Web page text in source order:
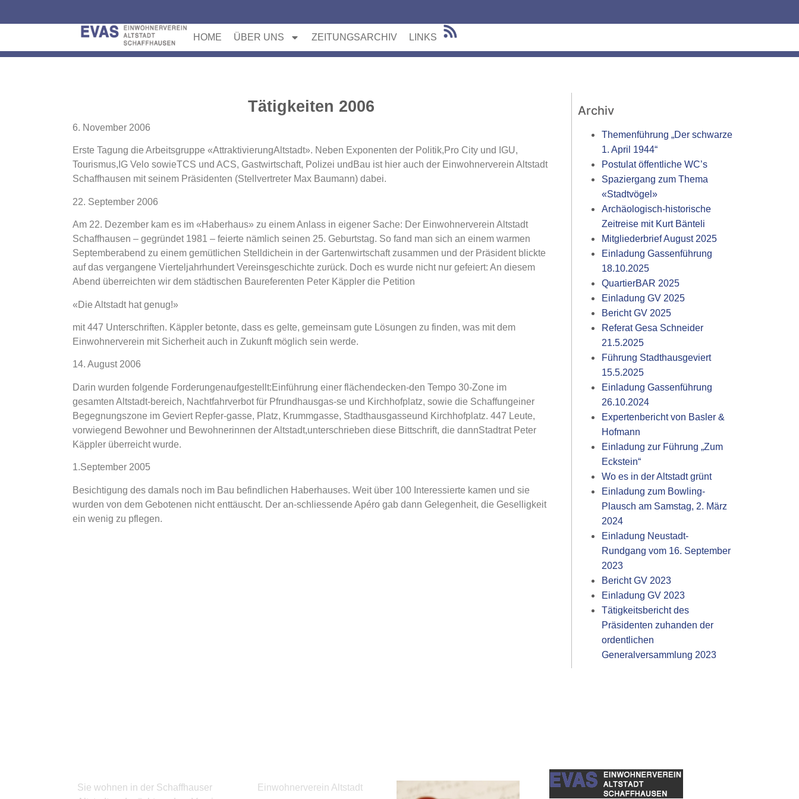
HOME ÜBER UNS ZEITUNGSARCHIV LINKS
Tätigkeiten 2006
6. November 2006
Erste Tagung die Arbeitsgruppe «AttraktivierungAltstadt». Neben Exponenten der Politik,Pro City und IGU,
Tourismus,IG Velo sowieTCS und ACS, Gastwirtschaft, Polizei undBau ist hier auch der Einwohnerverein Altstadt
Schaffhausen mit seinem Präsidenten (Stellvertreter Max Baumann) dabei.
22. September 2006
Am 22. Dezember kam es im «Haberhaus» zu einem Anlass in eigener Sache: Der Einwohnerverein Altstadt
Schaffhausen – gegründet 1981 – feierte nämlich seinen 25. Geburtstag. So fand man sich an einem warmen
Septemberabend zu einem gemütlichen Stelldichein in der Gartenwirtschaft zusammen und der Präsident blickte
auf das vergangene Vierteljahrhundert Vereinsgeschichte zurück. Doch es wurde nicht nur gefeiert: An diesem
Abend überreichten wir dem städtischen Baureferenten Peter Käppler die Petition
«Die Altstadt hat genug!»
mit 447 Unterschriften. Käppler betonte, dass es gelte, gemeinsam gute Lösungen zu finden, was mit dem
Einwohnerverein mit Sicherheit auch in Zukunft möglich sein werde.
14. August 2006
Darin wurden folgende Forderungenaufgestellt:Einführung einer flächendecken-den Tempo 30-Zone im
gesamten Altstadt-bereich, Nachtfahrverbot für Pfrundhausgas-se und Kirchhofplatz, sowie die Schaffungeiner
Begegnungszone im Geviert Repfer-gasse, Platz, Krummgasse, Stadthausgasseund Kirchhofplatz. 447 Leute,
vorwiegend Bewohner und Bewohnerinnen der Altstadt,unterschrieben diese Bittschrift, die dannStadtrat Peter
Käppler überreicht wurde.
1.September 2005
Besichtigung des damals noch im Bau befindlichen Haberhauses. Weit über 100 Interessierte kamen und sie
wurden von dem Gebotenen nicht enttäuscht. Der an-schliessende Apéro gab dann Gelegenheit, die Geselligkeit
ein wenig zu pflegen.
Archiv
Themenführung „Der schwarze
1. April 1944“
Postulat öffentliche WC’s
Spaziergang zum Thema
«Stadtvögel»
Archäologisch-historische
Zeitreise mit Kurt Bänteli
Mitgliederbrief August 2025
Einladung Gassenführung
18.10.2025
QuartierBAR 2025
Einladung GV 2025
Bericht GV 2025
Referat Gesa Schneider
21.5.2025
Führung Stadthausgeviert
15.5.2025
Einladung Gassenführung
26.10.2024
Expertenbericht von Basler &
Hofmann
Einladung zur Führung „Zum
Eckstein“
Wo es in der Altstadt grünt
Einladung zum Bowling-
Plausch am Samstag, 2. März
2024
Einladung Neustadt-
Rundgang vom 16. September
2023
Bericht GV 2023
Einladung GV 2023
Tätigkeitsbericht des
Präsidenten zuhanden der
ordentlichen
Generalversammlung 2023
Sie wohnen in der Schaffhauser
Einwohnerverein Altstadt